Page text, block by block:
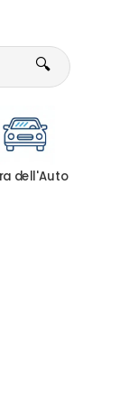
🔍
dell'Auto